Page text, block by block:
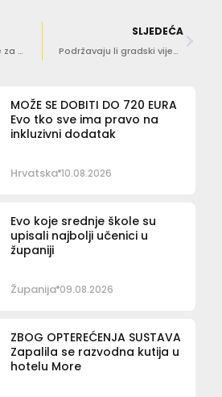
Od danas stižu kazne za ulazak u zonu oko Grada bez propusnice, građani mirni dva mjeseca
SLJEDEĆA
Podržavaju li gradski vijećnici naplaćivanje pogleda na Grad?
MOŽE SE DOBITI DO 720 EURA
Evo tko sve ima pravo na
inkluzivni dodatak
Hrvatska 10.08.2026
Evo koje srednje škole su
upisali najbolji učenici u
županiji
Županija 09.08.2026
ZBOG OPTEREĆENJA SUSTAVA
Zapalila se razvodna kutija u
hotelu More